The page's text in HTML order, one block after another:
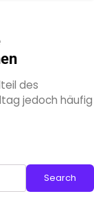
des
jedoch häufig
Search